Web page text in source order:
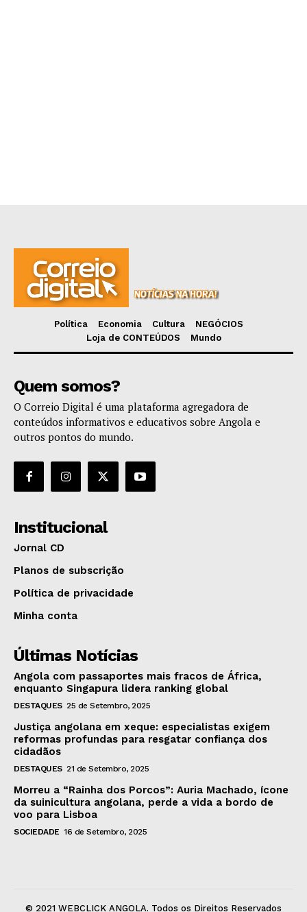
Política Economia Cultura
NEGÓCIOS
Loja de CONTEÚDOS
Mundo
Quem somos?
O Correio Digital é uma plataforma agregadora de
conteúdos informativos e educativos sobre Angola e
outros pontos do mundo.
Institucional
Jornal CD
Planos de subscrição
Política de privacidade
Minha conta
Últimas Notícias
Angola com passaportes mais fracos de África,
enquanto Singapura lidera ranking global
DESTAQUES 25 de Setembro, 2025
Justiça angolana em xeque: especialistas exigem
reformas profundas para resgatar confiança dos
cidadãos
DESTAQUES 21 de Setembro, 2025
Morreu a “Rainha dos Porcos”: Auria Machado, ícone
da suinicultura angolana, perde a vida a bordo de
voo para Lisboa
SOCIEDADE 16 de Setembro, 2025
© 2021 WEBCLICK ANGOLA. Todos os Direitos Reservados